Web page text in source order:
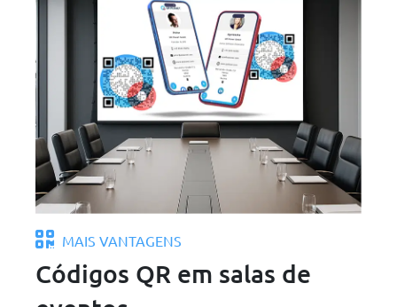
MAIS VANTAGENS
Códigos QR em salas de